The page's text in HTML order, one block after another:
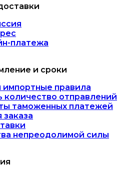
платежа
и сроки
правила
количество отправлений
таможенных платежей
заказа
непреодолимой силы